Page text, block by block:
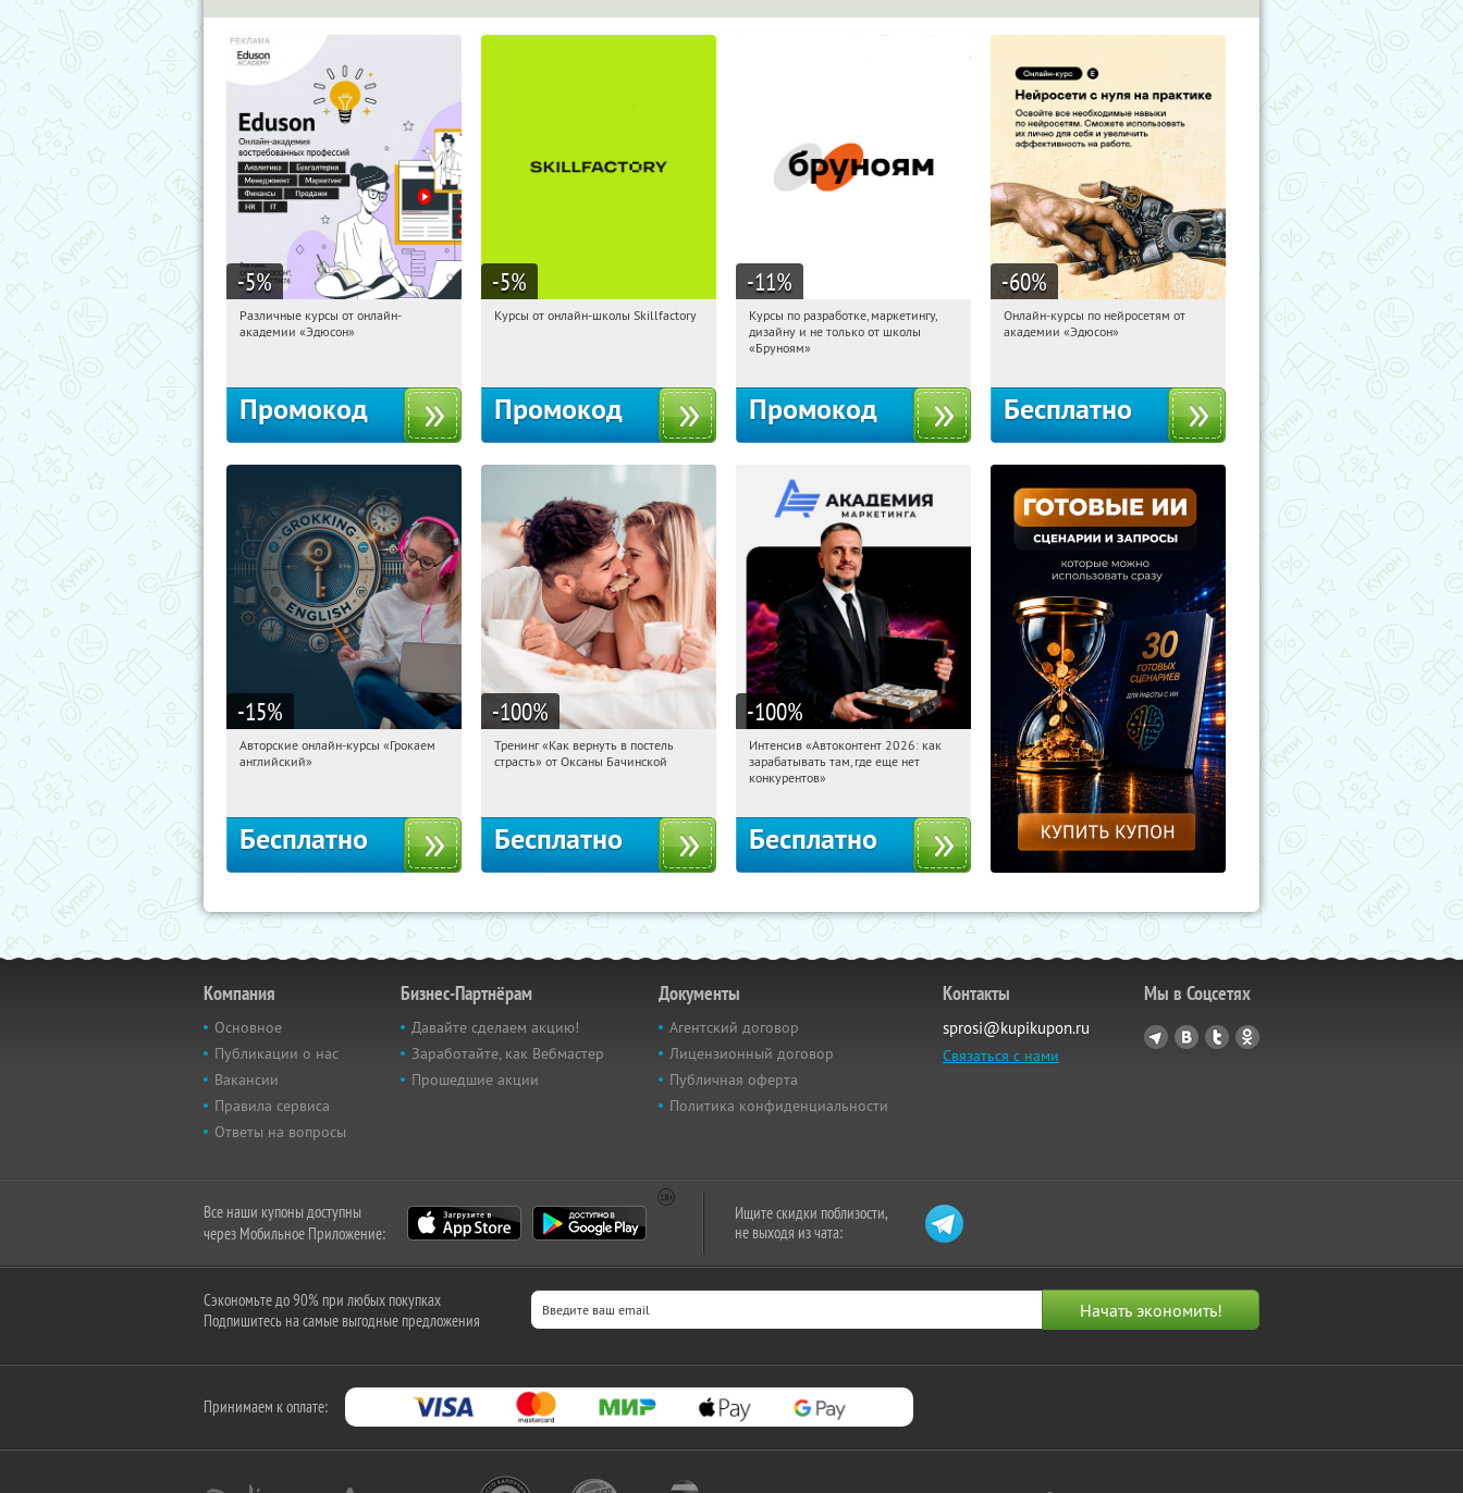
-5%
00:48:16 Получили:
Различные курсы от онлайн-
академии «Эдюсон»
Промокод
-5%
00:48:16
Получи первым!
Курсы от онлайн-школы Skillfactory
Промокод
-11%
00:48:16
Получи первым!
Россия
Курсы по разработке, маркетингу,
дизайну и не только от школы
«Бруноям»
Промокод
-60%
00:48:16 Получили:
Онлайн-курсы по нейросетям от
академии «Эдюсон»
Бесплатно
-15%
00:48:16 Получили:
Авторские онлайн-курсы «Грокаем
английский»
Бесплатно
-100%
00:48:16 Получили:
Тренинг «Как вернуть в постель
страсть» от Оксаны Бачинской
Бесплатно
-100%
00:48:16 Получили:
Россия
Интенсив «Автоконтент 2026: как
зарабатывать там, где еще нет
конкурентов»
Бесплатно
Компания
Основное
Публикации о нас
Вакансии
Правила сервиса
Ответы на вопросы
Бизнес-Партнёрам
Давайте сделаем акцию!
Заработайте, как Вебмастер
Прошедшие акции
Документы
Агентский договор
Лицензионный договор
Публичная оферта
Политика конфиденциальности
Контакты
sprosi@kupikupon.ru
Связаться с нами
Мы в Соцсетях
Все наши купоны доступны
через Мобильное Приложение:
Ищите скидки поблизости,
не выходя из чата:
Сэкономьте до 90% при любых покупках
Подпишитесь на самые выгодные предложения
Принимаем к оплате: